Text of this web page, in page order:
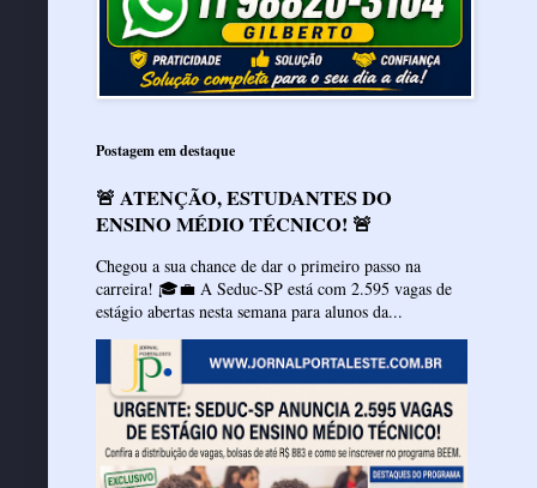
Postagem em destaque
🚨 ATENÇÃO, ESTUDANTES DO
ENSINO MÉDIO TÉCNICO! 🚨
Chegou a sua chance de dar o primeiro passo na
carreira! 🎓💼 A Seduc-SP está com 2.595 vagas de
estágio abertas nesta semana para alunos da...